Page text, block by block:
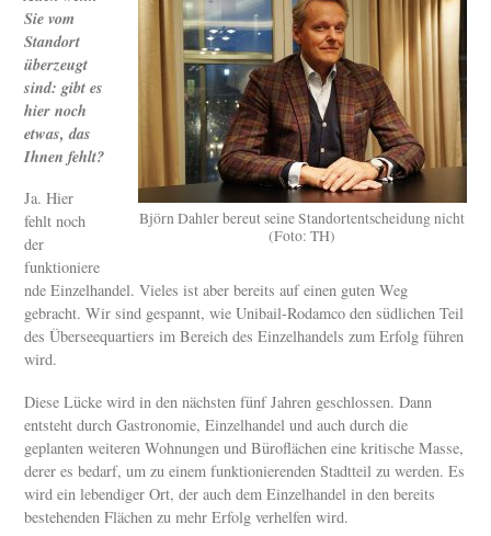
Björn Dahler bereut seine Standortentscheidung nicht
(Foto: TH)
Sie vom
Standort
überzeugt
sind: gibt es
hier noch
etwas, das
Ihnen fehlt?
Ja. Hier
fehlt noch
der
funktioniere
nde Einzelhandel. Vieles ist aber bereits auf einen guten Weg
gebracht. Wir sind gespannt, wie Unibail-Rodamco den südlichen Teil
des Überseequartiers im Bereich des Einzelhandels zum Erfolg führen
wird.
Diese Lücke wird in den nächsten fünf Jahren geschlossen. Dann
entsteht durch Gastronomie, Einzelhandel und auch durch die
geplanten weiteren Wohnungen und Büroflächen eine kritische Masse,
derer es bedarf, um zu einem funktionierenden Stadtteil zu werden. Es
wird ein lebendiger Ort, der auch dem Einzelhandel in den bereits
bestehenden Flächen zu mehr Erfolg verhelfen wird.